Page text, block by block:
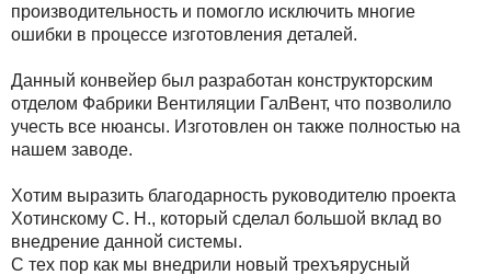
производительность и помогло исключить многие
ошибки в процессе изготовления деталей.
Данный конвейер был разработан конструкторским
отделом Фабрики Вентиляции ГалВент, что позволило
учесть все нюансы. Изготовлен он также полностью на
нашем заводе.
Хотим выразить благодарность руководителю проекта
Хотинскому С. Н., который сделал большой вклад во
внедрение данной системы.
С тех пор как мы внедрили новый трехъярусный